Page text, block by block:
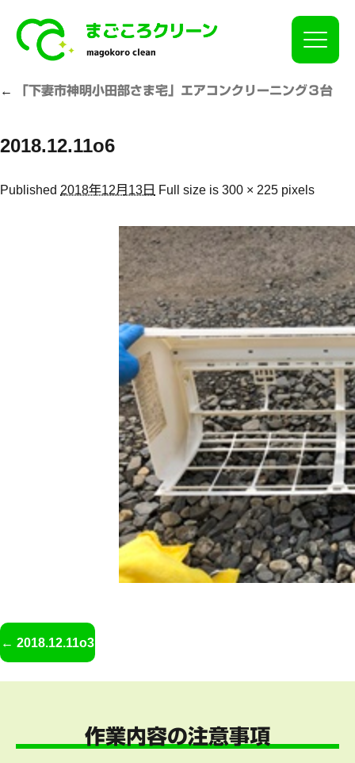
Click
← 「下妻市神明小田部さま宅」エアコンクリーニング３台
2018.12.11o6
Published 2018年12月13日 Full size is 300 × 225 pixels
2018.12.11o3
作業内容の注意事項